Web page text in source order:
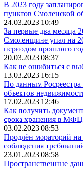
В 2023 году
пунктов Смоленской
24.03.2023 10:49
За первые два месяца
Смоленщине упал на
периодом прошлого
20.03.2023 08:37
Как не ошибиться с
13.03.2023 16:15
По данным Росреестра
объектов
17.02.2023 12:46
Как получить
срока хранения в
03.02.2023 08:53
Продлён мораторий
соблюдения
23.01.2023 08:58
Пространственные